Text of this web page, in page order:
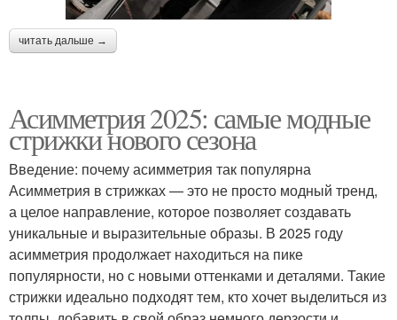
читать дальше →
Асимметрия 2025: самые модные
стрижки нового сезона
Введение: почему асимметрия так популярна
Асимметрия в стрижках — это не просто модный тренд,
а целое направление, которое позволяет создавать
уникальные и выразительные образы. В 2025 году
асимметрия продолжает находиться на пике
популярности, но с новыми оттенками и деталями. Такие
стрижки идеально подходят тем, кто хочет выделиться из